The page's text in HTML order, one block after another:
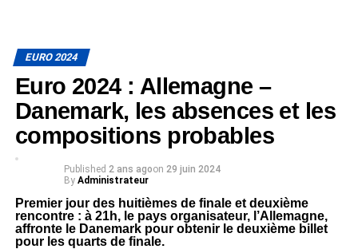
EURO 2024
Euro 2024 : Allemagne –
Danemark, les absences et les
compositions probables
Published 2 ans agoon 29 juin 2024
By Administrateur
Premier jour des huitièmes de finale et deuxième
rencontre : à 21h, le pays organisateur, l’Allemagne,
affronte le Danemark pour obtenir le deuxième billet
pour les quarts de finale.